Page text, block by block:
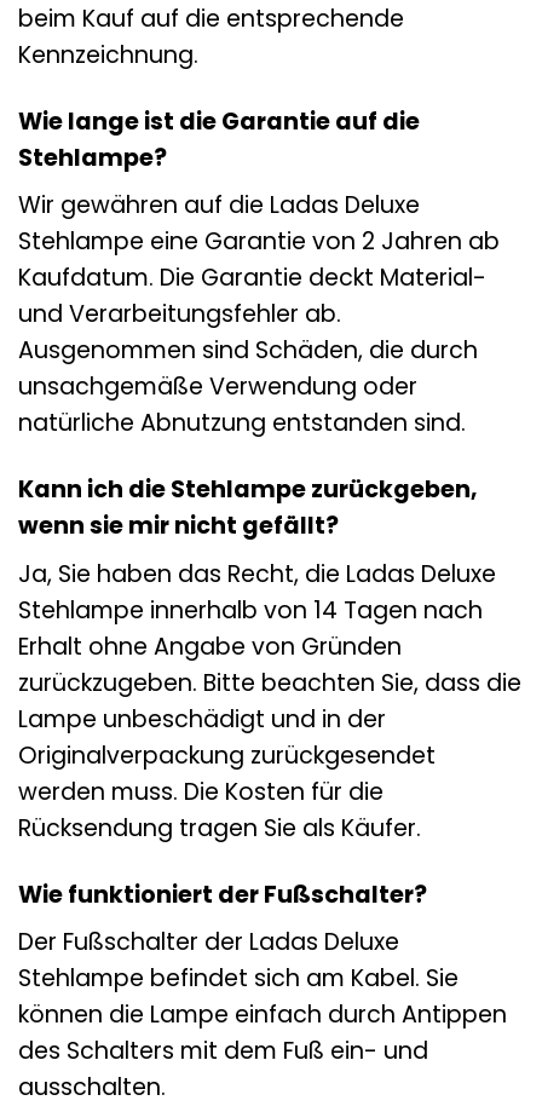
beim Kauf auf die entsprechende
Kennzeichnung.
Wie lange ist die Garantie auf die
Stehlampe?
Wir gewähren auf die Ladas Deluxe
Stehlampe eine Garantie von 2 Jahren ab
Kaufdatum. Die Garantie deckt Material-
und Verarbeitungsfehler ab.
Ausgenommen sind Schäden, die durch
unsachgemäße Verwendung oder
natürliche Abnutzung entstanden sind.
Kann ich die Stehlampe zurückgeben,
wenn sie mir nicht gefällt?
Ja, Sie haben das Recht, die Ladas Deluxe
Stehlampe innerhalb von 14 Tagen nach
Erhalt ohne Angabe von Gründen
zurückzugeben. Bitte beachten Sie, dass die
Lampe unbeschädigt und in der
Originalverpackung zurückgesendet
werden muss. Die Kosten für die
Rücksendung tragen Sie als Käufer.
Wie funktioniert der Fußschalter?
Der Fußschalter der Ladas Deluxe
Stehlampe befindet sich am Kabel. Sie
können die Lampe einfach durch Antippen
des Schalters mit dem Fuß ein- und
ausschalten.